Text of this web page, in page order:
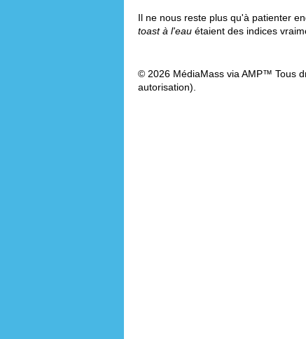
Il ne nous reste plus qu'à patienter
toast à l'eau étaient des indices
© 2026 MédiaMass via AMP™ Tous
autorisation).